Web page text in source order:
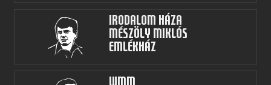
Irodalom Háza
Mészöly Miklós
Emlékház